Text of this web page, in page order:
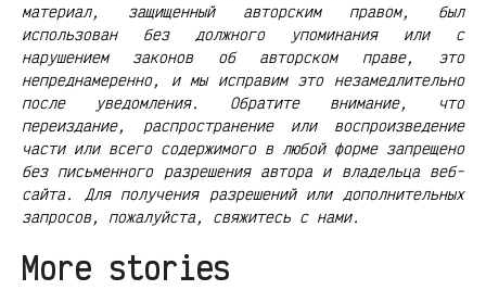
материал, защищенный авторским правом, был
использован без должного упоминания или с
нарушением законов об авторском праве, это
непреднамеренно, и мы исправим это незамедлительно
после уведомления. Обратите внимание, что
переиздание, распространение или воспроизведение
части или всего содержимого в любой форме запрещено
без письменного разрешения автора и владельца веб-
сайта. Для получения разрешений или дополнительных
запросов, пожалуйста, свяжитесь с нами.
More stories